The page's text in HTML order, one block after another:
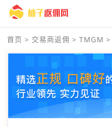
首页 > 交易商返佣 > TMGM >